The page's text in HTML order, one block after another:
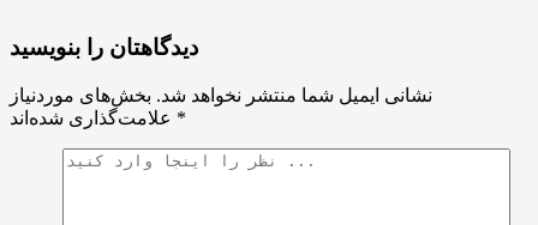
دیدگاهتان را بنویسید
نشانی ایمیل شما منتشر نخواهد شد. بخش‌های موردنیاز
*